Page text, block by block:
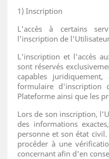
1) Inscription
L'accès à certains
l'inscription de
L'inscription et l'accès
sont réservés
capables
formulaire d'inscription
Plateforme ainsi que les
Lors de son inscription,
des informations
personne et son état
procéder à une
concernant afin d'en